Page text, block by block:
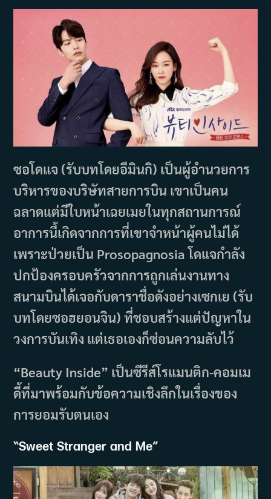
ซอโดแจ (รับบทโดยอีมินกิ) เป็นผู้อำนวยการ
บริหารของบริษัทสายการบิน เขาเป็นคน
ฉลาดแต่มีใบหน้าเฉยเมยในทุกสถานการณ์
อาการนี้เกิดจากการที่เขาจำหน้าผู้คนไม่ได้
เพราะป่วยเป็น Prosopagnosia โดแจกำลัง
ปกป้องครอบครัวจากการถูกเล่นงานทาง
สนามบินได้เจอกับดาราชื่อดังอย่างเซกเย (รับ
บทโดยซอฮยอนจิน) ที่ชอบสร้างแต่ปัญหาใน
วงการบันเทิง แต่เธอเองก็ซ่อนความลับไว้
“Beauty Inside” เป็นซีรีส์โรแมนติก-คอมเม
ดี้ที่มาพร้อมกับข้อความเชิงลึกในเรื่องของ
การยอมรับตนเอง
“Sweet Stranger and Me”